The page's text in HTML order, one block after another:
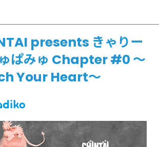
presents きゃりー
ぱみゅ Chapter #0 ～
Your Heart～